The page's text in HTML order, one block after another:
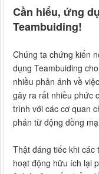
Cần hiểu, ứng
Teambuiding!
Chúng ta chứng kiến
dụng Teambuiding
nhiều phản ánh về
gây ra rất nhiều phức
trình với các cơ quan
phán từ động đồng
Thật đáng tiếc khi
hoạt động hữu ích lại